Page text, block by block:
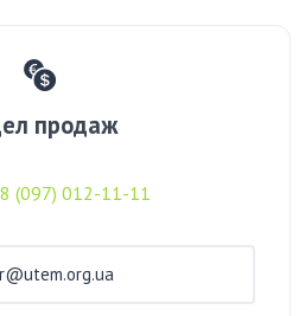
продаж
(097) 012-11-11